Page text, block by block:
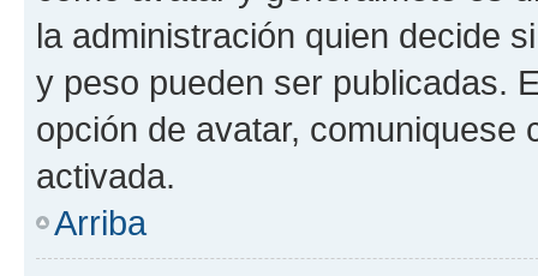
la administración quien decide
y peso pueden ser publicadas.
opción de avatar, comuniquese
activada.
Arriba